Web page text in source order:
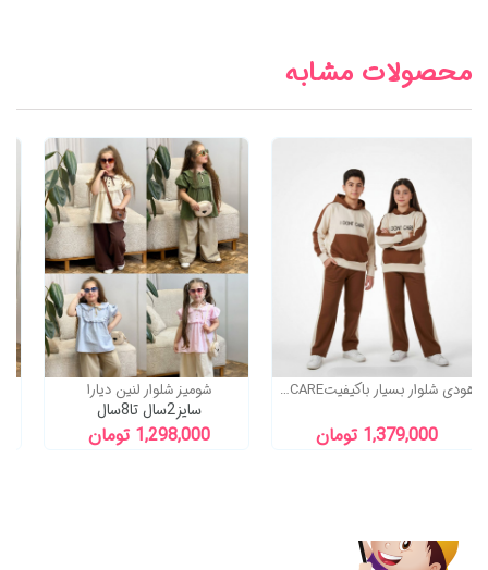
محصولات مشابه
هودی شلوار بسیار باکیفیتI DONT CARE
1,379,000 تومان
تیکه زیبای عسلک
تومان